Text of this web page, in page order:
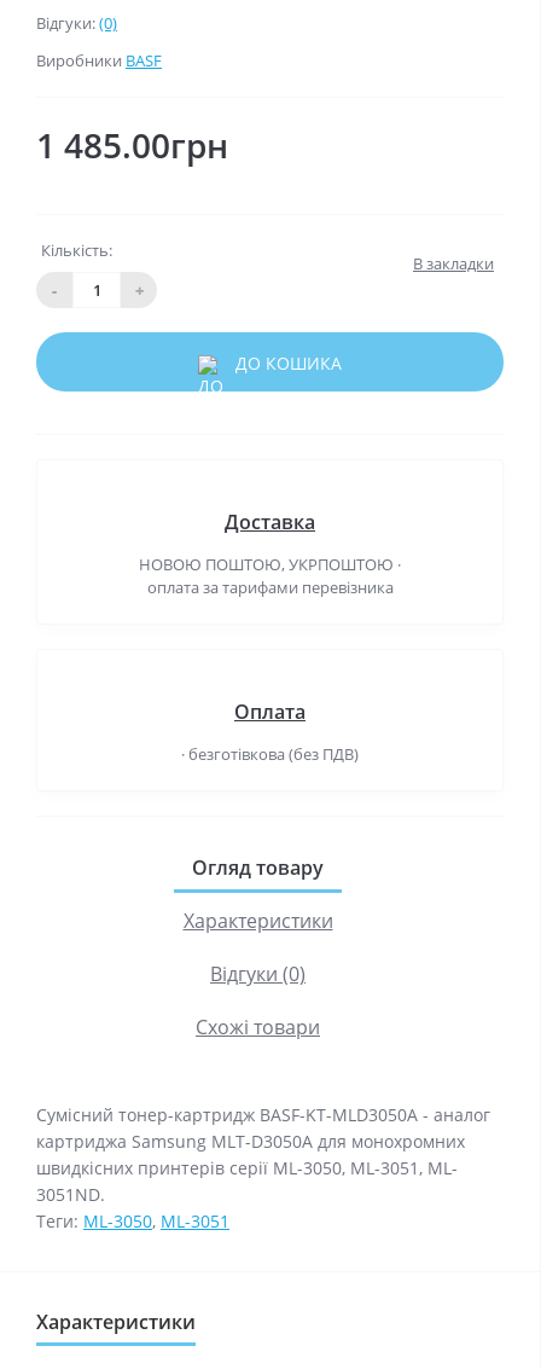
Відгуки:(0)
Виробники BASF
1 485.00грн
Кількість:
-
+
В закладки
ДО КОШИКА
Доставка
НОВОЮ ПОШТОЮ, УКРПОШТОЮ ·
оплата за тарифами перевізника
Оплата
· безготівкова (без ПДВ)
Огляд товару
Характеристики
Відгуки (0)
Схожі товари
Сумісний тонер-картридж BASF-KT-MLD3050A - аналог
картриджа Samsung MLT-D3050A для монохромних
швидкісних принтерів серії ML-3050, ML-3051, ML-
3051ND.
Теги: ML-3050, ML-3051
Характеристики